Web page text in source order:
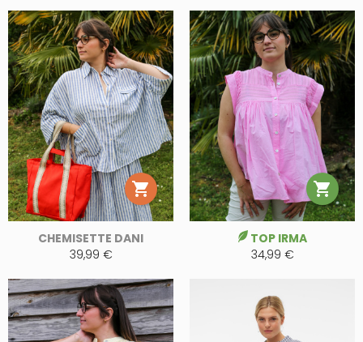

CHEMISETTE DANI
39,99 €

TOP IRMA
34,99 €